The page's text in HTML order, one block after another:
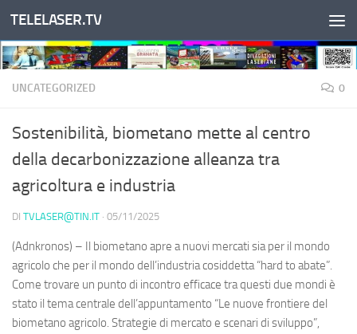
Salta al contenuto
TELELASER.TV
UNCATEGORIZED 0
Sostenibilità, biometano mette al centro
della decarbonizzazione alleanza tra
agricoltura e industria
DI TVLASER@TIN.IT · 05/11/2025
(Adnkronos) – Il biometano apre a nuovi mercati sia per il mondo
agricolo che per il mondo dell’industria cosiddetta “hard to abate”.
Come trovare un punto di incontro efficace tra questi due mondi è
stato il tema centrale dell’appuntamento “Le nuove frontiere del
biometano agricolo. Strategie di mercato e scenari di sviluppo”,